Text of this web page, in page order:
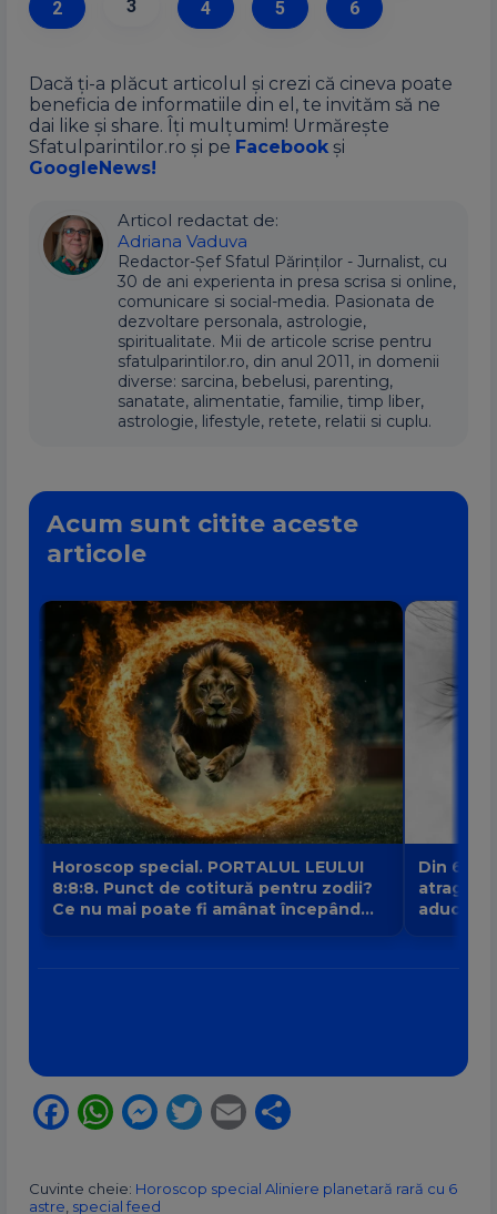
2 3 4 5 6
Dacă ți-a plăcut articolul și crezi că cineva poate
beneficia de informatiile din el, te invităm să ne
dai like și share. Îți mulțumim! Urmărește
Sfatulparintilor.ro și pe Facebook și
GoogleNews!
Articol redactat de:
Adriana Vaduva
Redactor-Șef Sfatul Părinților - Jurnalist, cu
30 de ani experienta in presa scrisa si online,
comunicare si social-media. Pasionata de
dezvoltare personala, astrologie,
spiritualitate. Mii de articole scrise pentru
sfatulparintilor.ro, din anul 2011, in domenii
diverse: sarcina, bebelusi, parenting,
sanatate, alimentatie, familie, timp liber,
astrologie, lifestyle, retete, relatii si cuplu.
Acum sunt citite aceste
articole
Horoscop special. PORTALUL LEULUI
8:8:8. Punct de cotitură pentru zodii?
Ce nu mai poate fi amânat începând
Din 6
atrage
aduce
Facebook
WhatsApp
Messenger
Twitter
Email
Cuvinte cheie: Horoscop special Aliniere planetară rară cu 6
astre special feed